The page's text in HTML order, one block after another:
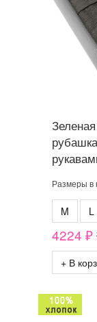
Размеры в
M L
4224 ₽
+ В